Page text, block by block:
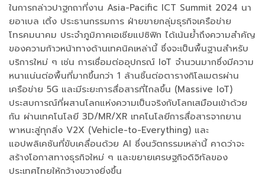
ในการกล่าวปาฐกถาที่งาน Asia-Pacific ICT Summit 2024 นา
ยอาเบล เติ้ง ประธานกรรมการ ฝ่ายขายกลุ่มธุรกิจเครือข่าย
โทรคมนาคม ประจำภูมิภาคเอเชียแปซิฟิก ได้เน้นย้ำถึงความสำคัญ
ของความก้าวหน้าทางด้านเทคนิคเหล่านี้ ซึ่งจะเป็นพื้นฐานสำหรับ
บริการใหม่ ๆ เช่น การเชื่อมต่ออุปกรณ์ IoT จำนวนมากซึ่งมีความ
หนาแน่นต่อพื้นที่มากขึ้นกว่า 1 ล้านชิ้นต่อตารางกิโลเมตรผ่าน
เครือข่าย 5G และมีระยะการสื่อสารที่ไกลขึ้น (Massive IoT)
ประสบการณ์ที่ผสานโลกแห่งความเป็นจริงกับโลกเสมือนเข้าด้วย
กัน ผ่านเทคโนโลยี 3D/MR/XR เทคโนโลยีการสื่อสารจากยาน
พาหนะสู่ทุกสิ่ง V2X (Vehicle-to-Everything) และ
แอปพลิเคชันที่ขับเคลื่อนด้วย AI ซึ่งนวัตกรรมเหล่านี้ คาดว่าจะ
สร้างโอกาสทางธุรกิจใหม่ ๆ และขยายเศรษฐกิจดิจิทัลของ
ประเทศไทยให้กว้างขวางยิ่งขึ้น